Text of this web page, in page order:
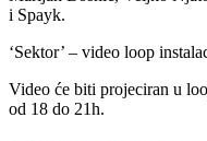
i Spayk.
‘Sektor’ – video loop
Video će biti projeciran u
od 18 do 21h.